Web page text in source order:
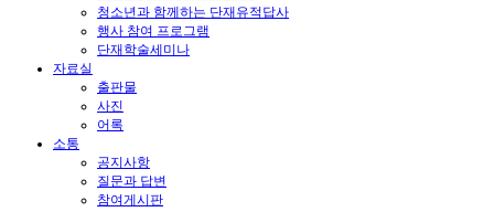
청소년과 함께하는 단재유적답사
행사 참여 프로그램
단재학술세미나
자료실
출판물
사진
어록
소통
공지사항
질문과 답변
참여게시판